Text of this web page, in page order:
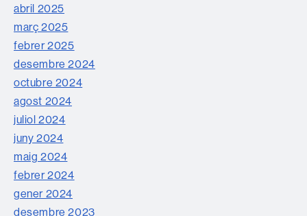
abril 2025
març 2025
febrer 2025
desembre 2024
octubre 2024
agost 2024
juliol 2024
juny 2024
maig 2024
febrer 2024
gener 2024
desembre 2023